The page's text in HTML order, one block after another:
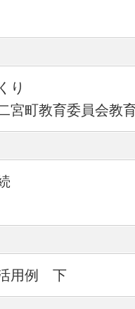
り
宮町教育委員会教
活用例 下